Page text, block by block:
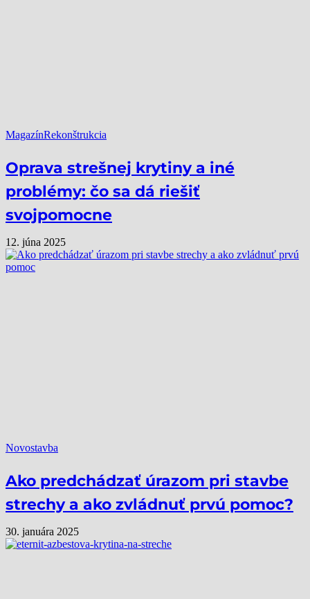
MagazínRekonštrukcia
Oprava strešnej krytiny a iné
problémy: čo sa dá riešiť
svojpomocne
12. júna 2025
Novostavba
Ako predchádzať úrazom pri stavbe
strechy a ako zvládnuť prvú pomoc?
30. januára 2025